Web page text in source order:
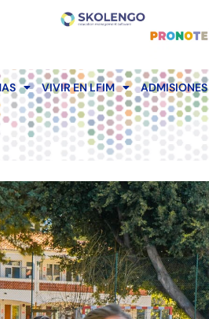
VIVIR EN LFIM ADMISIONES